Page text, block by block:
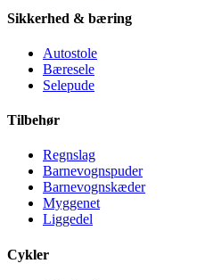
Sikkerhed & bæring
Autostole
Bæresele
Selepude
Tilbehør
Regnslag
Barnevognspuder
Barnevognskæder
Myggenet
Liggedel
Cykler